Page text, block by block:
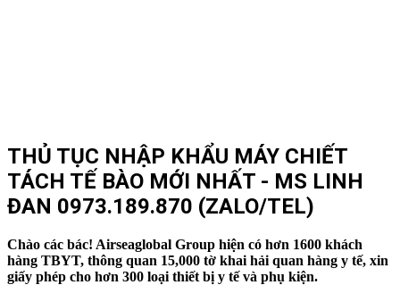
THỦ TỤC NHẬP KHẨU MÁY CHIẾT
TÁCH TẾ BÀO MỚI NHẤT - MS LINH
ĐAN 0973.189.870 (ZALO/TEL)
Chào các bác! Airseaglobal Group hiện có hơn 1600 khách
hàng TBYT, thông quan 15,000 tờ khai hải quan hàng y tế, xin
giấy phép cho hơn 300 loại thiết bị y tế và phụ kiện.